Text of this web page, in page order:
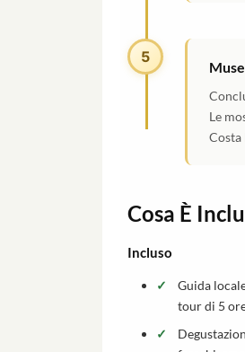
5
Le
Costa
Cosa È
Incluso
Guida
tour di 5